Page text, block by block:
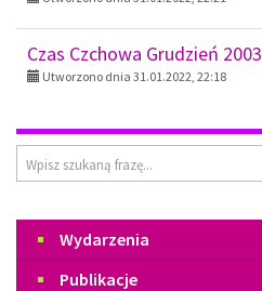
Czas Czchowa Grudzień 2003
Utworzono dnia 31.01.2022, 22:18
Wyszukiwarka
MenuWydarzenia
Publikacje